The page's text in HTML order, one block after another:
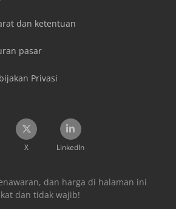
dan ketentuan
pasar
Privasi
X LinkedIn
dan harga di halaman ini
dan tidak wajib!